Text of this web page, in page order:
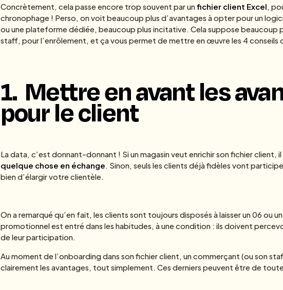
Concrètement, cela passe encore trop souvent par unfichier client Excel,
chronophage ! Perso, on voit beaucoup plus d’avantages à opter pour un
ou une plateforme dédiée, beaucoup plus incitative. Cela suppose beaucoup
staff, pour l’enrôlement, et ça vous permet de mettre en œuvre les 4 conseils
1. Mettre en avant les
pour le client
La data, c’est donnant-donnant ! Si un magasin veut enrichir son fichier client,
quelque chose en échange. Sinon, seuls les clients déjà fidèles vont
bien d’élargir votre clientèle.
On a remarqué qu’en fait, les clients sont toujours disposés à laisser un 06 ou
promotionnel est entré dans les habitudes, à une condition : ils doivent
de leur participation.
Au moment de l’onboarding dans son fichier client, un commerçant (ou son
clairement les avantages, tout simplement. Ces derniers peuvent être de